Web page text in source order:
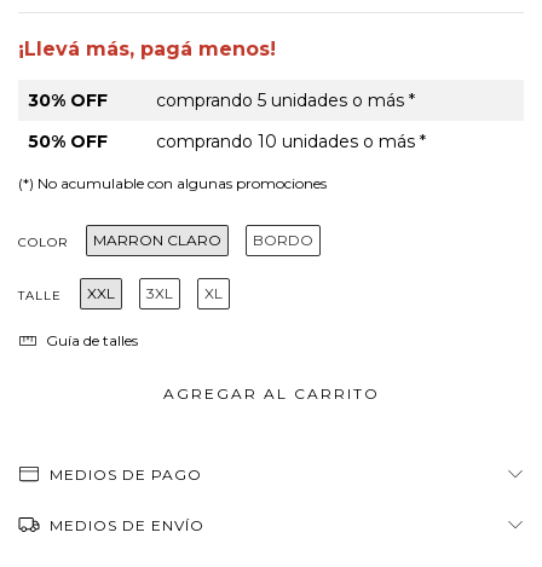
¡Llevá más, pagá menos!
30% OFF
comprando 5 unidades o más *
50% OFF
comprando 10 unidades o más *
(*) No acumulable con algunas promociones
COLOR MARRON CLARO BORDO
TALLE XXL 3XL XL
Guía de talles
MEDIOS DE PAGO
MEDIOS DE ENVÍO